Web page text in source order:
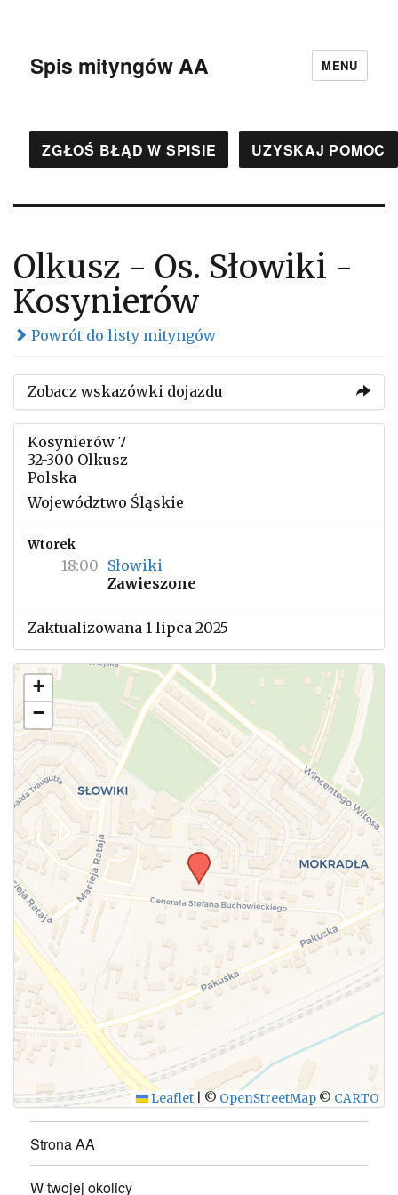
Spis mityngów AA MENU
ZGŁOŚ BŁĄD W SPISIE UZYSKAJ POMOC
Olkusz - Os. Słowiki -
Kosynierów
Powrót do listy mityngów
Zobacz wskazówki dojazdu
Kosynierów 7
32-300 Olkusz
Polska
Województwo Śląskie
Wtorek
18:00 Słowiki
Zawieszone
Zaktualizowana 1 lipca 2025
+
−
Leaflet © OpenStreetMap © CARTO
Strona AA
W twojej okolicy